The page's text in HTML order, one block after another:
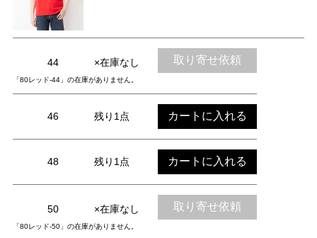
44 ×在庫なし 取り寄せ依頼
「80レッド-44」の在庫がありません。
46 残り1点 カートに入れる
48 残り1点 カートに入れる
50 ×在庫なし 取り寄せ依頼
「80レッド-50」の在庫がありません。